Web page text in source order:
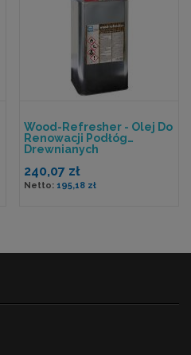
Wood-Refresher - Olej Do
Renowacji Podłóg
Drewnianych
240,07 zł
195,18 zł